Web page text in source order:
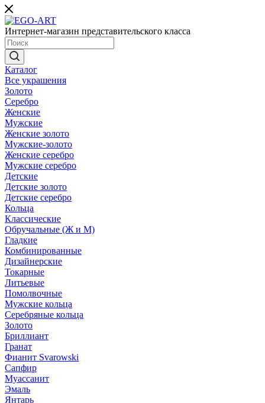
Интернет-магазин представительского класса
Каталог
Все украшения
Золото
Серебро
Женские
Мужские
Женские золото
Мужские-золото
Женские серебро
Мужские серебро
Детские
Детские золото
Детские серебро
Кольца
Классические
Обручальные (Ж и М)
Гладкие
Комбинированные
Дизайнерские
Токарные
Литьевые
Помолвочные
Мужские кольца
Серебряные кольца
Золото
Бриллиант
Гранат
Фианит Svarowski
Сапфир
Муассанит
Эмаль
Янтарь